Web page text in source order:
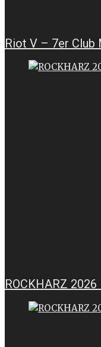
Riot V – 7er Club
ROCKHARZ